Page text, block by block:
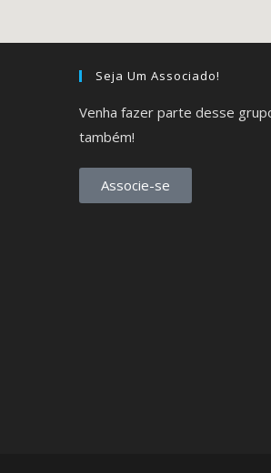
Seja Um Associado!
Venha fazer parte desse
também!
Associe-se